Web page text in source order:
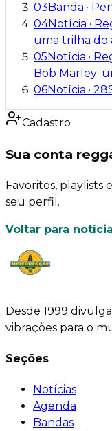
03Banda ·
04Notícia ·
uma trilha do
05Notícia ·
Bob Marley:
06Notícia · 28
Cadastro
Sua conta
Favoritos, playlists
seu perfil.
Voltar para
Desde 1999
vibrações para o
Seções
Notícias
Agenda
Bandas